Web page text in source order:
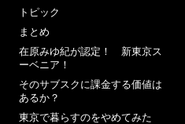
トピック
まとめ
在原みゆ紀が認定！ 新東京ス
ーベニア！
そのサブスクに課金する価値は
あるか？
東京で暮らすのをやめてみた